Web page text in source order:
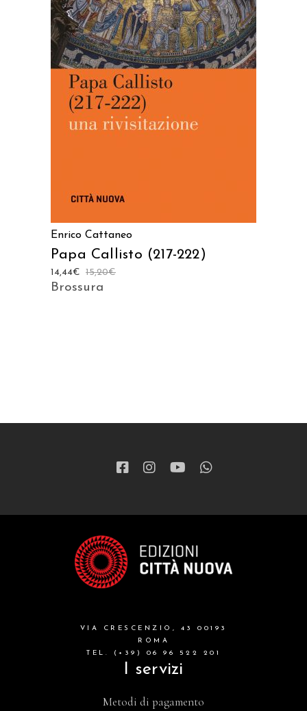
AGGIUNGI AL CARRELLO
Enrico Cattaneo
Papa Callisto (217-222)
15,20€
14,44€
Brossura
VIA CRESCENZIO, 43 00193
ROMA
TEL. (+39) 06 96 522 201
I servizi
Metodi di pagamento